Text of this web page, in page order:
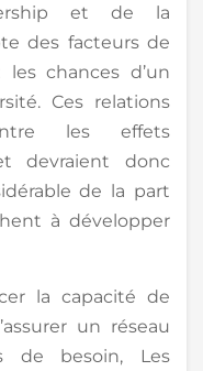
et de la
des facteurs de
chances d’un
Ces relations
les effets
devraient donc
de la part
à développer
la capacité de
un réseau
de besoin, Les